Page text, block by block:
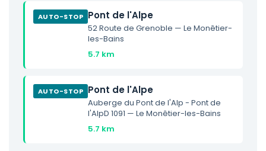
AUTO-STOP Pont de l'Alpe
52 Route de Grenoble — Le Monêtier-
les-Bains
5.7 km
AUTO-STOP Pont de l'Alpe
Auberge du Pont de l'Alp - Pont de
l'AlpD 1091 — Le Monêtier-les-Bains
5.7 km